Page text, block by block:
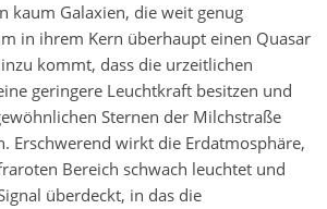
kaum Galaxien, die weit genug
in ihrem Kern überhaupt einen Quasar
kommt, dass die urzeitlichen
geringere Leuchtkraft besitzen und
Sternen der Milchstraße
Erschwerend wirkt die Erdatmosphäre,
Bereich schwach leuchtet und
überdeckt, in das die